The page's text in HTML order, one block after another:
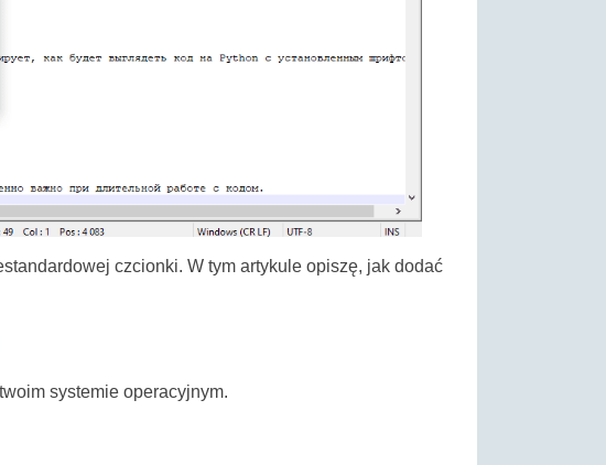
czcionki. W tym artykule opiszę, jak dodać
systemie operacyjnym.